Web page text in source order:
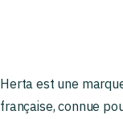
Herta est une
française, connue